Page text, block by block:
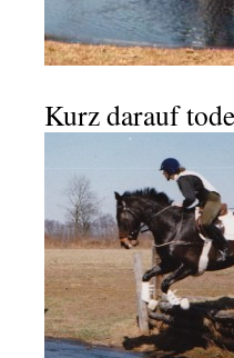
Kurz darauf